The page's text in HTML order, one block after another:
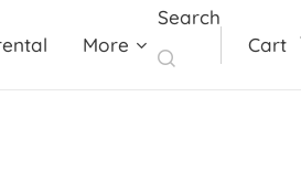
More
Search
Cart